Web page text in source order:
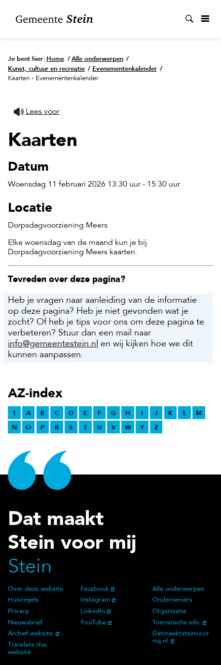
Je bent hier: Home / Alle onderwerpen /
Kunst, cultuur en recreatie / Evenementenkalender /
Kaarten - Evenementenkalender
Lees voor
Kaarten
Datum
Woensdag 11 februari 2026 13:30 uur - 15:30 uur
Locatie
Dorpsdagvoorziening Meers
Elke woensdag van de maand kun je bij
Dorpsdagvoorziening Meers kaarten.
Tevreden over deze pagina?
Heb je vragen naar aanleiding van de informatie
op deze pagina? Heb je niet gevonden wat je
zocht? Of heb je tips voor ons om deze pagina te
verbeteren? Stuur dan een mail naar
info@gemeentestein.nl
en wij kijken hoe we dit
kunnen aanpassen.
AZ-index
1 A B C D E F G H I J K L
M
N
O P R S T U V W Y Z
Dat maakt
Stein voor mij
Stein
Over deze website
Over deze website
Huisregels
Privacy
Nieuwsbrief
Archief website
Translate this
website
Social Media
Facebook
Instagram
LinkedIn
YouTube
Alle onderwerpen
Ondernemers
Organisatie
Toeristische info
Datmaaktsteinvoor
mij.nl